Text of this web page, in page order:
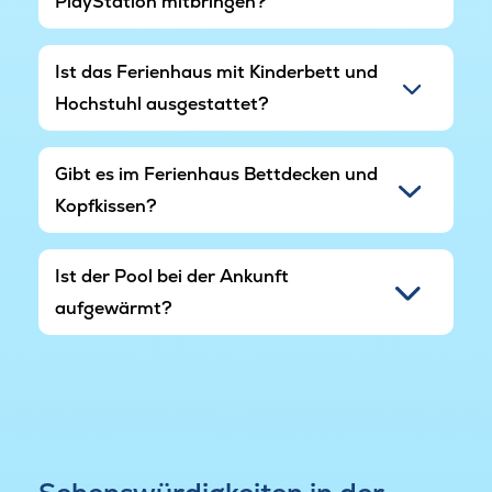
wenn Sie eine Runde Golf spielen möchten,
befindet sich der nächste Golfplatz circa 18
Kilometer entfernt.
Hier erhalten Sie ein großes Feriendomizil mit
Pool in naturschöner Umgebung – der perfekte
Rahmen für einen Urlaub voller Beisammensein,
Aktivitäten und westjütländischem Charme.
Ist das Ferienhaus mit Kinderbett und
Hochstuhl ausgestattet?
Gibt es im Ferienhaus Bettdecken und
Kopfkissen?
Ist der Pool bei der Ankunft
aufgewärmt?